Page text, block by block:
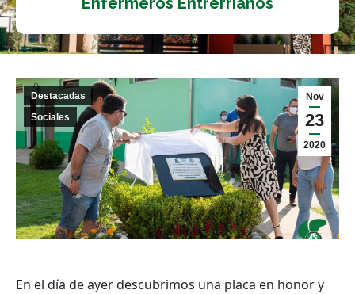
Nov
23
2020
Destacadas
Sociales
En el día de ayer descubrimos una placa en honor y